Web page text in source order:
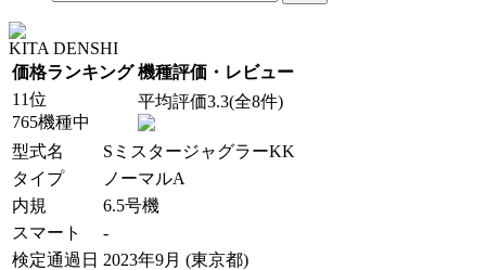
KITA DENSHI
価格ランキング 機種評価・レビュー
11位
765機種中
平均評価3.3(全8件)
型式名
SミスタージャグラーKK
タイプ
ノーマルA
内規
6.5号機
スマート
-
検定通過日 2023年9月 (東京都)